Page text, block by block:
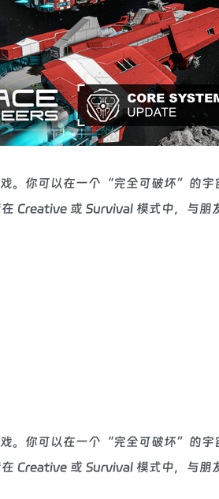
。你可以在一个“完全可破坏”的宇
Creative 或 Survival 模式中，与朋
。你可以在一个“完全可破坏”的宇
Creative 或 Survival 模式中，与朋